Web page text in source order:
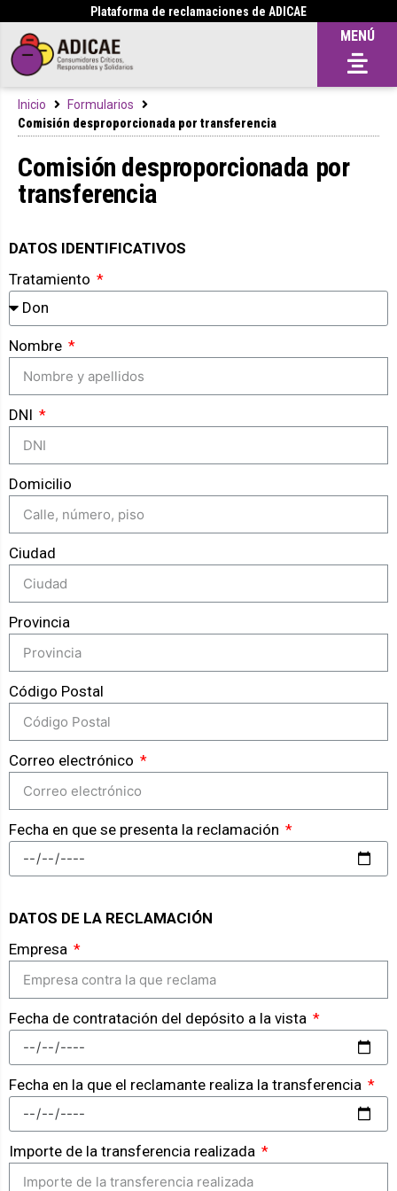
Plataforma de reclamaciones de ADICAE
MENÚ
Inicio
Formularios
Comisión desproporcionada por transferencia
Comisión desproporcionada por
transferencia
DATOS IDENTIFICATIVOS
Tratamiento
Nombre
DNI
Domicilio
Ciudad
Provincia
Código Postal
Correo electrónico
Fecha en que se presenta la reclamación
DATOS DE LA RECLAMACIÓN
Empresa
Fecha de contratación del depósito a la vista
Fecha en la que el reclamante realiza la transferencia
Importe de la transferencia realizada